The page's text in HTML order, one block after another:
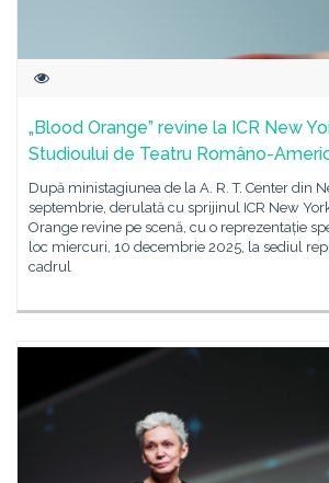
„Blood Orange” revine la ICR New
Studioului de Teatru Româno-
După ministagiunea de la A. R. T. Center din
septembrie, derulată cu sprijinul ICR New
Orange revine pe scenă, cu o reprezentație
loc miercuri, 10 decembrie 2025, la sediul
cadrul